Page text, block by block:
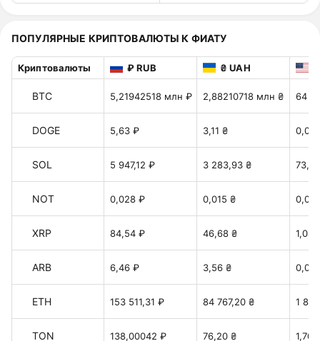
ПОПУЛЯРНЫЕ КРИПТОВАЛЮТЫ К ФИАТУ
Криптовалюты ₽ RUB ₴ UAH
BTC 5,21942518 млн ₽ 2,88210718 млн ₴ 64
DOGE 5,63 ₽ 3,11 ₴
SOL 5 947,12 ₽ 3 283,93 ₴
NOT 0,028 ₽ 0,015 ₴
XRP 84,54 ₽ 46,68 ₴
ARB 6,46 ₽ 3,56 ₴
ETH 153 511,31 ₽ 84 767,20 ₴ 1
TON 138,00042 ₽ 76,20 ₴ 1,70